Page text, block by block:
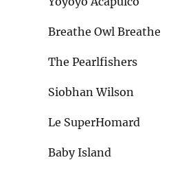
Breathe Owl Breathe
The Pearlfishers
Siobhan Wilson
Le SuperHomard
Baby Island